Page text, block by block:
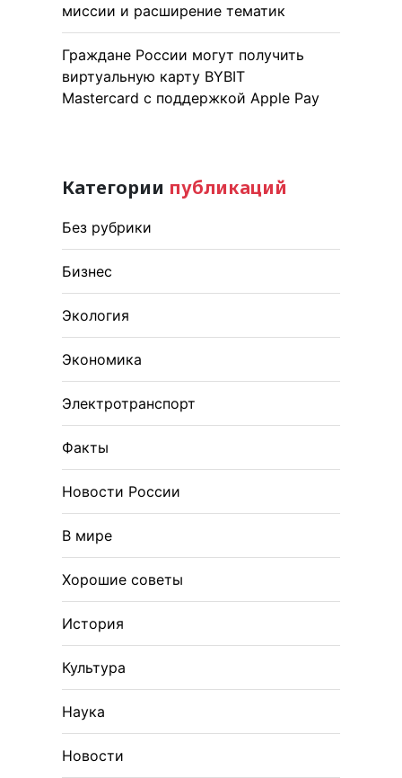
миссии и расширение тематик
Граждане России могут получить
виртуальную карту BYBIT
Mastercard с поддержкой Apple Pay
Категории публикаций
Без рубрики
Бизнес
Экология
Экономика
Электротранспорт
Факты
Новости России
В мире
Хорошие советы
История
Культура
Наука
Новости